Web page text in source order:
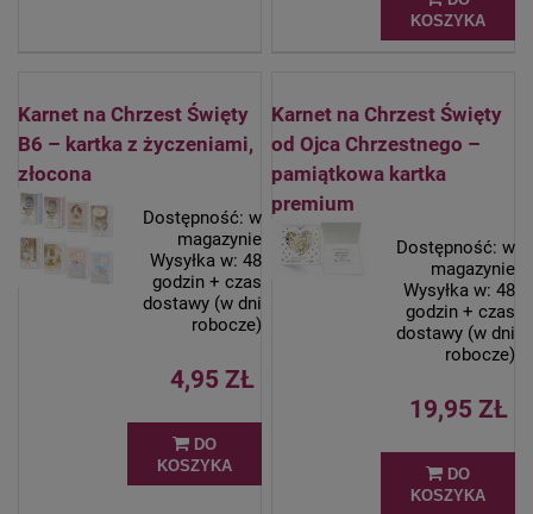
KOSZYKA
Karnet na Chrzest Święty
B6 – kartka z życzeniami,
złocona
Dostępność: w
magazynie
Wysyłka w: 48
godzin + czas
dostawy (w dni
robocze)
4,95 ZŁ
DO
KOSZYKA
Karnet na Chrzest Święty
od Ojca Chrzestnego –
pamiątkowa kartka
premium
Dostępność: w
magazynie
Wysyłka w: 48
godzin + czas
dostawy (w dni
robocze)
19,95 ZŁ
DO
KOSZYKA